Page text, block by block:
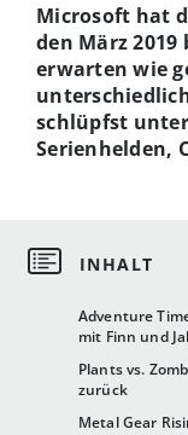
Adventure
mit Finn und
Plants vs.
zurück
Metal Gear
Microsoft hat
den März 2019
erwarten wie
schlüpfst
Serienhelden,